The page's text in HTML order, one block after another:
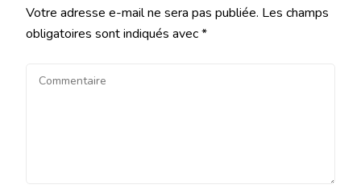
Votre adresse e-mail ne sera pas publiée. Les champs
obligatoires sont indiqués avec*